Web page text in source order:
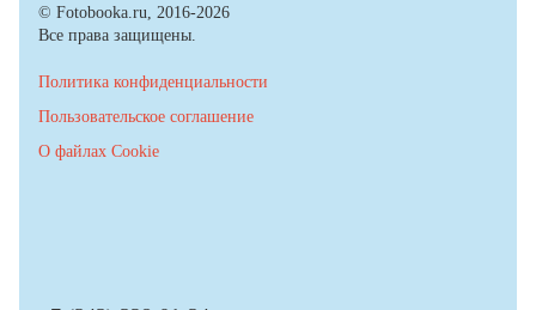
© Fotobooka.ru, 2016-2026
Все права защищены.
Политика конфиденциальности
Пользовательское соглашение
О файлах Cookie